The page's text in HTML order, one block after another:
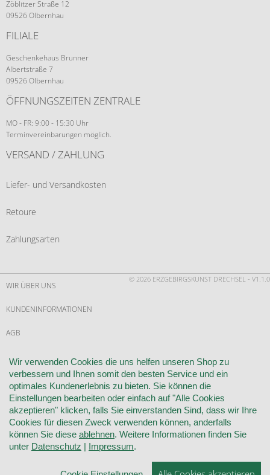
Zöblitzer Straße 12
09526 Olbernhau
FILIALE
Geschenkehaus Brunner
Albertstraße 7
09526 Olbernhau
ÖFFNUNGSZEITEN ZENTRALE
MO - FR: 9:00 - 15:30 Uhr
Terminvereinbarungen möglich.
VERSAND / ZAHLUNG
Liefer- und Versandkosten
Retoure
Zahlungsarten
© 2026 ERZGEBIRGSKUNST DRECHSEL - V1.1.0
WIR ÜBER UNS
KUNDENINFORMATIONEN
AGB
WIDERRUF
VERTRAG WIDERRUFEN
KONTAKT
DATENSCHUTZ
COOKIE-EINSTELLUNGEN
Wir verwenden Cookies die uns helfen unseren Shop zu
verbessern und Ihnen somit den besten Service und ein
optimales Kundenerlebnis zu bieten. Sie können die
Einstellungen bearbeiten oder einfach auf "Alle Cookies
akzeptieren" klicken, falls Sie einverstanden Sind, dass wir Ihre
Cookies für diesen Zweck verwenden können, anderfalls
können Sie diese ablehnen. Weitere Informationen finden Sie
unter Datenschutz | Impressum.